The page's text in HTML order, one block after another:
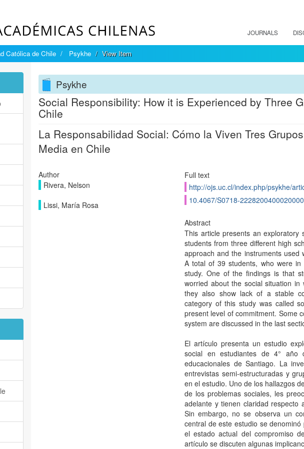
JOURNALS
Católica de Chile Psykhe View Item
Psykhe
Social Responsibility: How it is Experienced by Three
Chile
La Responsabilidad Social: Cómo la Viven Tres
Media en Chile
Author
Rivera, Nelson
Lissi, María Rosa
Full text
http://ojs.uc.cl/index.php/psykhe/
10.4067/S0718-
Abstract
This article presents an exploratory
students from three different high
approach and the instruments used
A total of 39 students, who were
study. One of the findings is that
worried about the social situation
they also show lack of a stable
category of this study was called
present level of commitment. Some
system are discussed in the last
El artículo presenta un estudio
social en estudiantes de 4° año
educacionales de Santiago. La
entrevistas semi-estructuradas y
en el estudio. Uno de los hallazgos
de los problemas sociales, les
adelante y tienen claridad respecto
Sin embargo, no se observa un
central de este estudio se
el estado actual del compromiso
artículo se discuten algunas